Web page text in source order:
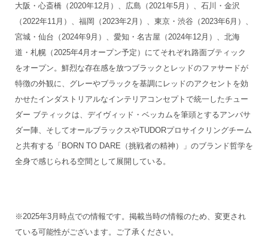
大阪・心斎橋（2020年12月）、広島（2021年5月）、石川・金沢
（2022年11月）、福岡（2023年2月）、東京・渋谷（2023年6月）、
宮城・仙台（2024年9月）、愛知・名古屋（2024年12月）、北海
道・札幌（2025年4月オープン予定）にてそれぞれ路面ブティック
をオープン。鮮烈な存在感を放つブラックとレッドのファサードが
特徴の外観に、グレーやブラックを基調にレッドのアクセントを効
かせたインダストリアルなインテリアコンセプトで統一したチュー
ダー ブティックは、デイヴィッド・ベッカムを筆頭とするアンバサ
ダー陣、そしてオールブラックスやTUDORプロサイクリングチーム
と共有する「BORN TO DARE（挑戦者の精神）」のブランド哲学を
全身で感じられる空間として展開している。
※2025年3月時点での情報です。掲載当時の情報のため、変更され
ている可能性がございます。ご了承ください。